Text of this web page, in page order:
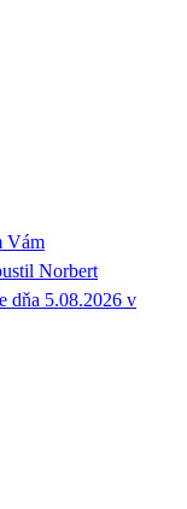
Vám
Norbert
dňa 5.08.2026 v